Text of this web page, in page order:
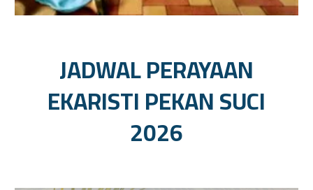
JADWAL PERAYAAN
EKARISTIPEKAN SUCI
2026